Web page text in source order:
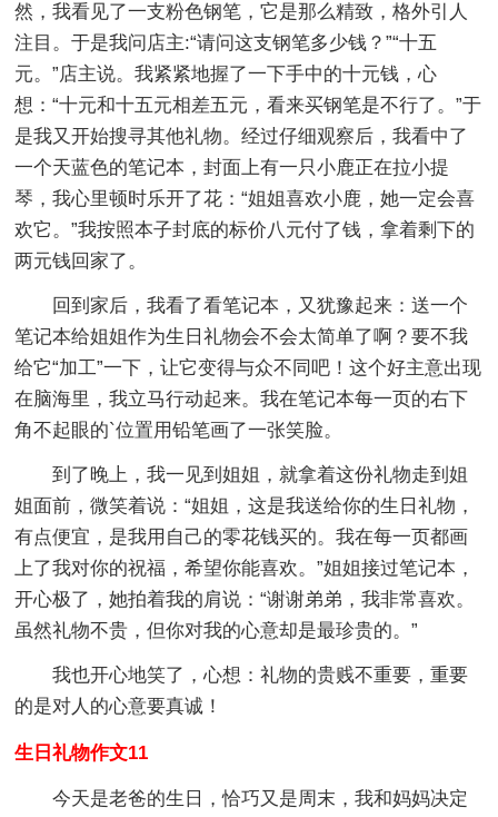
然，我看见了一支粉色钢笔，它是那么精致，格外引人
注目。于是我问店主:“请问这支钢笔多少钱？”“十五
元。”店主说。我紧紧地握了一下手中的十元钱，心
想：“十元和十五元相差五元，看来买钢笔是不行了。”于
是我又开始搜寻其他礼物。经过仔细观察后，我看中了
一个天蓝色的笔记本，封面上有一只小鹿正在拉小提
琴，我心里顿时乐开了花：“姐姐喜欢小鹿，她一定会喜
欢它。”我按照本子封底的标价八元付了钱，拿着剩下的
两元钱回家了。
回到家后，我看了看笔记本，又犹豫起来：送一个
笔记本给姐姐作为生日礼物会不会太简单了啊？要不我
给它“加工”一下，让它变得与众不同吧！这个好主意出现
在脑海里，我立马行动起来。我在笔记本每一页的右下
角不起眼的`位置用铅笔画了一张笑脸。
到了晚上，我一见到姐姐，就拿着这份礼物走到姐
姐面前，微笑着说：“姐姐，这是我送给你的生日礼物，
有点便宜，是我用自己的零花钱买的。我在每一页都画
上了我对你的祝福，希望你能喜欢。”姐姐接过笔记本，
开心极了，她拍着我的肩说：“谢谢弟弟，我非常喜欢。
虽然礼物不贵，但你对我的心意却是最珍贵的。”
我也开心地笑了，心想：礼物的贵贱不重要，重要
的是对人的心意要真诚！
生日礼物作文11
今天是老爸的生日，恰巧又是周末，我和妈妈决定